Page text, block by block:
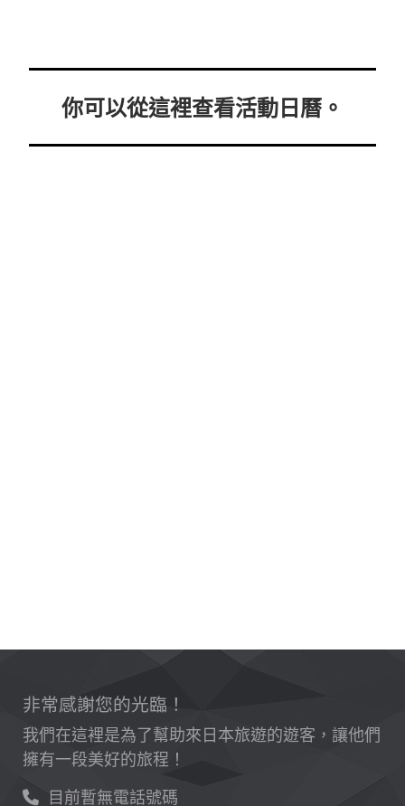
你可以從這裡查看活動日曆。
非常感謝您的光臨！
我們在這裡是為了幫助來日本旅遊的遊客，讓他們
擁有一段美好的旅程！
目前暫無電話號碼